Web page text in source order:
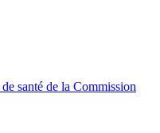
santé de la Commission